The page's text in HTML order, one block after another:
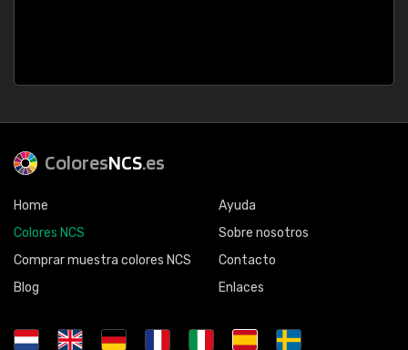
ColoresNCS.es
Home
Colores NCS
Comprar muestra colores NCS
Blog
Ayuda
Sobre nosotros
Contacto
Enlaces